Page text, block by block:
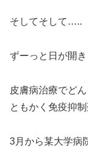
そしてそして…..
ずーっと日が開き
皮膚病治療でど
ともかく免疫抑
3月から某大学病